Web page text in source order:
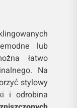
lub
łatwo
Na
stylowy
i odrobina